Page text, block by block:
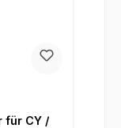
für CY /